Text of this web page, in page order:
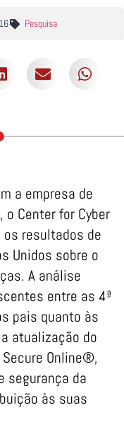
Pesquisa
a empresa de
Center for Cyber
resultados de
Unidos sobre o
A análise
entre as 4ª
pais quanto às
atualização do
Online®,
segurança da
às suas